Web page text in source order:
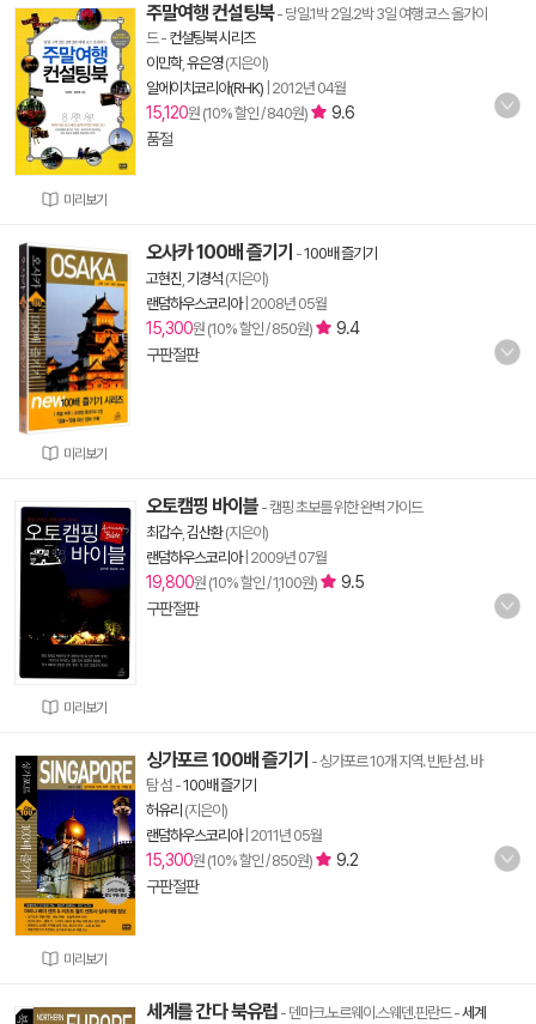
미리보기
주말여행 컨설팅북- 당일.1박 2일.2박 3일 여행 코스 올가이
드- 컨설팅북 시리즈
이민학, 유은영(지은이)
알에이치코리아(RHK) 2012년 04월
15,120원 (10% 할인 / 840원)
9.6
품절
미리보기
오사카 100배 즐기기 -100배 즐기기
고현진 기경석 (지은이)
랜덤하우스코리아| 2008년 05월
15,300원 (10% 할인 / 850원)
9.4
구판절판
미리보기
오토캠핑 바이블 - 캠핑 초보를 위한 완벽 가이드
최갑수, 김산환(지은이)
랜덤하우스코리아| 2009년 07월
19,800원 (10% 할인 / 1,100원)
9.5
구판절판
미리보기
싱가포르 100배 즐기기 - 싱가포르 10개 지역. 빈탄 섬. 바
탐 섬 -100배 즐기기
허유리 (지은이)
랜덤하우스코리아| 2011년 05월
15,300원 (10% 할인 / 850원)
9.2
구판절판
세계를 간다 북유럽 - 덴마크.노르웨이.스웨덴.핀란드-세계